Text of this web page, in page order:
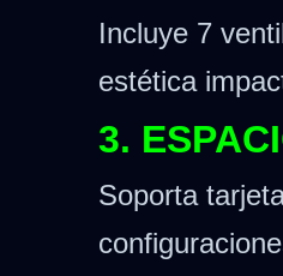
Incluye 7
estética
3.
Soporta